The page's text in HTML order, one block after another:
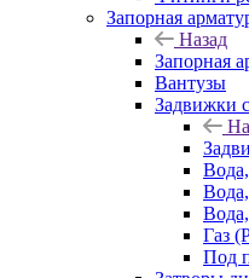
Запорная
Назад
Запорная
Вантузы
Задвижки
Газ
Под